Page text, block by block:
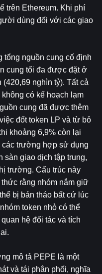
trên Ethereum. Khi phí
dùng đối với các giao
tổng nguồn cung cố định
cung tối đa được đặt ở
nghìn tỷ). Tất cả
có kế hoạch lạm
cung đã được thêm
đốt token LP và từ bỏ
khoảng 6,9% còn lại
trường hợp sử dụng
sàn giao dịch tập trung,
trường. Cấu trúc này
rằng nhóm nắm giữ
bị bán tháo bất cứ lúc
token nhỏ có thể
hệ đối tác và tích
mô tả PEPE là một
và tái phân phối, nghĩa